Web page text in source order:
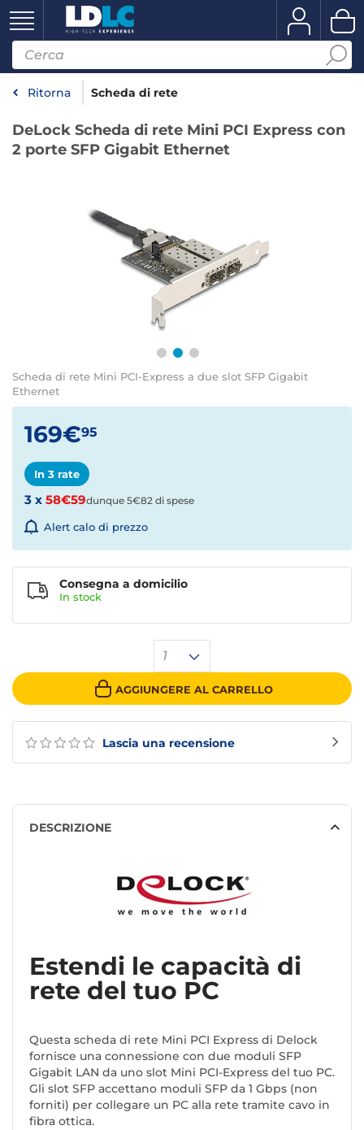
Ritorna Scheda di rete
DeLock Scheda di rete Mini PCI Express con
2 porte SFP Gigabit Ethernet
Scheda di rete Mini PCI-Express a due slot SFP Gigabit
Ethernet
Lascia una recensione
169€95
In 3 rate
3 x 58€59dunque 5€82 di spese
Alert calo di prezzo
1
AGGIUNGERE AL CARRELLO
Consegna a domicilio
In stock
DESCRIZIONE
Estendi le capacità di
rete del tuo PC
Questa scheda di rete Mini PCI Express di Delock
fornisce una connessione con due moduli SFP
Gigabit LAN da uno slot Mini PCI-Express del tuo PC.
Gli slot SFP accettano moduli SFP da 1 Gbps (non
forniti) per collegare un PC alla rete tramite cavo in
fibra ottica.